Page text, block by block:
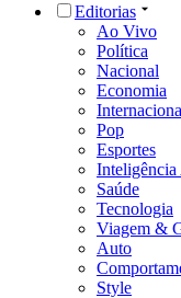
Editorias
Ao Vivo
Política
Nacional
Economia
Pop
Esportes
Saúde
Tecnologia
Viagem &
Auto
Style